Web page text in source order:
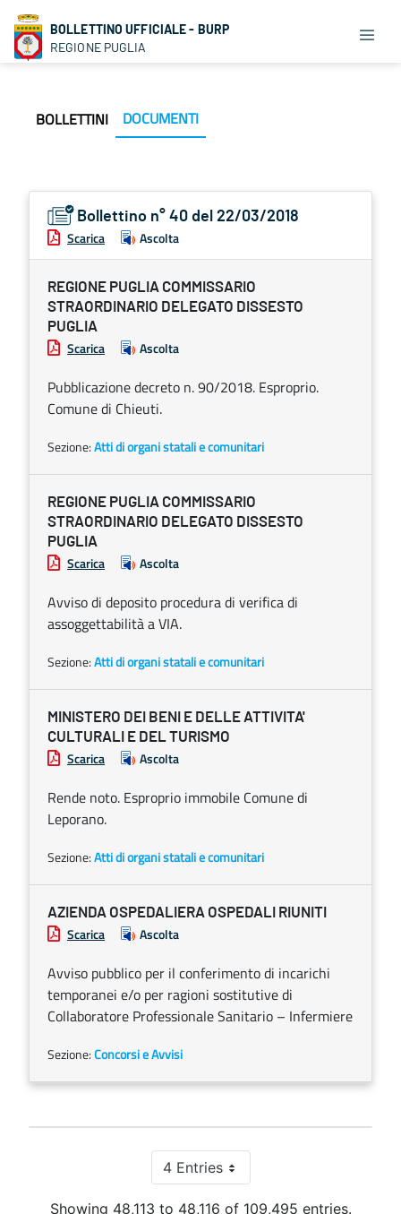
BOLLETTINO UFFICIALE - BURP
REGIONE PUGLIA
BOLLETTINI DOCUMENTI
Bollettino n° 40 del 22/03/2018
Scarica Ascolta
REGIONE PUGLIA COMMISSARIO
STRAORDINARIO DELEGATO DISSESTO
PUGLIA
Scarica Ascolta
Pubblicazione decreto n. 90/2018. Esproprio.
Comune di Chieuti.
Sezione:Atti di organi statali e comunitari
REGIONE PUGLIA COMMISSARIO
STRAORDINARIO DELEGATO DISSESTO
PUGLIA
Scarica Ascolta
Avviso di deposito procedura di verifica di
assoggettabilità a VIA.
Sezione:Atti di organi statali e comunitari
MINISTERO DEI BENI E DELLE ATTIVITA'
CULTURALI E DEL TURISMO
Scarica Ascolta
Rende noto. Esproprio immobile Comune di
Leporano.
Sezione:Atti di organi statali e comunitari
AZIENDA OSPEDALIERA OSPEDALI RIUNITI
Scarica Ascolta
Avviso pubblico per il conferimento di incarichi
temporanei e/o per ragioni sostitutive di
Collaboratore Professionale Sanitario – Infermiere
Sezione:Concorsi e Avvisi
4 EntriesPer Page
Showing 48,113 to 48,116 of 109,495 entries.